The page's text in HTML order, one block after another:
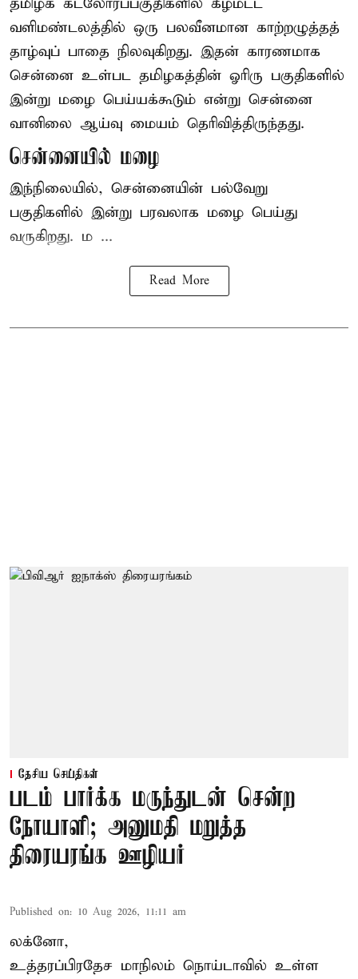
தமிழக கடலோரப்பகுதிகளில் கீழ்மட்ட
வளிமண்டலத்தில் ஒரு பலவீனமான காற்றழுத்தத்
தாழ்வுப் பாதை நிலவுகிறது. இதன் காரணமாக
சென்னை உள்பட தமிழகத்தின் ஓரிரு பகுதிகளில்
இன்று மழை பெய்யக்கூடும் என்று சென்னை
வானிலை ஆய்வு மையம் தெரிவித்திருந்தது.
சென்னையில் மழை
இந்நிலையில், சென்னையின் பல்வேறு
பகுதிகளில் இன்று பரவலாக மழை பெய்து
வருகிறது. ம ...
Read More
தேசிய செய்திகள்
படம் பார்க்க மருந்துடன் சென்ற
நோயாளி; அனுமதி மறுத்த
திரையரங்க ஊழியர்
Published on: 10 Aug 2026, 11:11 am
லக்னோ,
உத்தரப்பிரதேச மாநிலம் நொய்டாவில் உள்ள